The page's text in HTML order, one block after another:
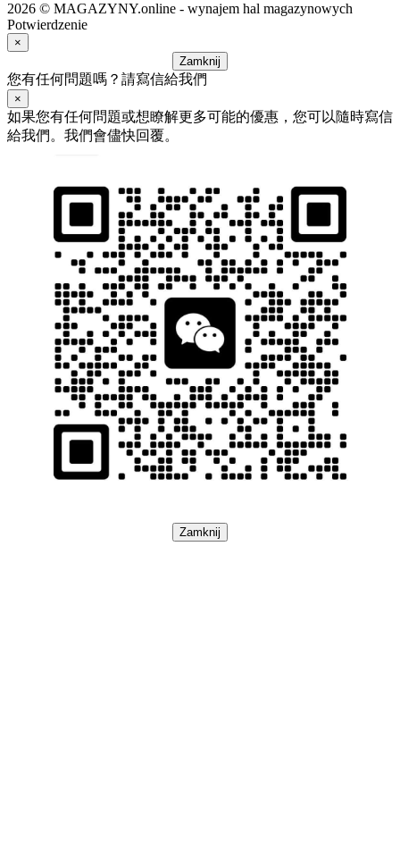
2026 © MAGAZYNY.online - wynajem hal magazynowych
Potwierdzenie
×
Zamknij
您有任何問題嗎？請寫信給我們
×
如果您有任何問題或想瞭解更多可能的優惠，您可以隨時寫信
給我們。我們會儘快回覆。
Zamknij